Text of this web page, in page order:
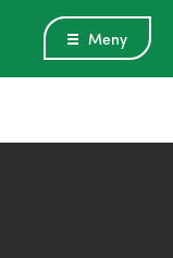
Meny